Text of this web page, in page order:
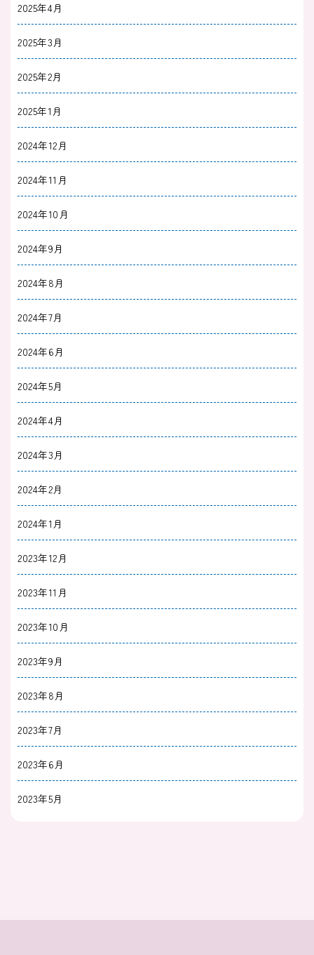
2025年4月
2025年3月
2025年2月
2025年1月
2024年12月
2024年11月
2024年10月
2024年9月
2024年8月
2024年7月
2024年6月
2024年5月
2024年4月
2024年3月
2024年2月
2024年1月
2023年12月
2023年11月
2023年10月
2023年9月
2023年8月
2023年7月
2023年6月
2023年5月